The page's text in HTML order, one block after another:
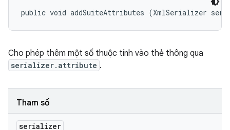
public void addSuiteAttributes (XmlSerializer
Cho phép thêm một số thuộc tính vào thẻ thông qua
serializer.attribute .
Tham số
serializer